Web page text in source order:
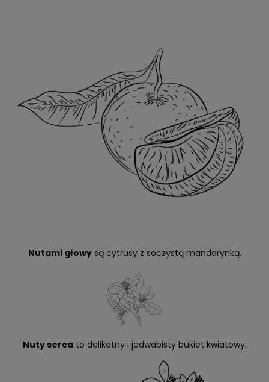
Nutami głowysą cytrusy z soczystą mandarynką.
Nuty sercato delikatny i jedwabisty bukiet kwiatowy.